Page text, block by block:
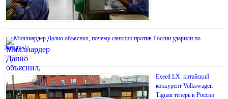
Миллиардер Далио объяснил, почему санкции против России ударили по
Западу»/>
24.06.2022
Exeed LX: китайский
конкурент Volkswagen
Tiguan теперь в России